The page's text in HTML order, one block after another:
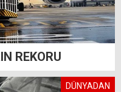
REKORU
DÜNYADAN